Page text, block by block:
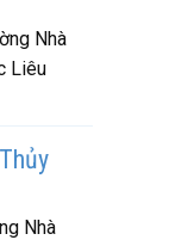
Nhà
Liêu
Nhà